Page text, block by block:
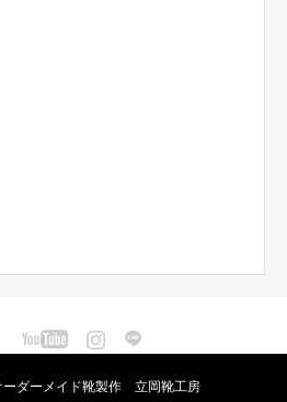
ーダーメイド靴製作 立岡靴工房